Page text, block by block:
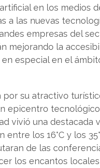
en los medios
a las nuevas
empresas del
mejorando la
especial en el
su atractivo
epicentro
vivió una destacada
los 16°C y los
de las
los encantos